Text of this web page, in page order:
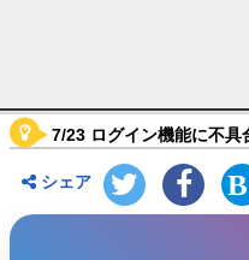
碧人)【タロット男子
7/23 ログイン機能に不具
シェア